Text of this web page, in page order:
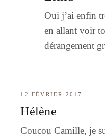
Oui j’ai enfin
en allant voir
dérangement
12 FÉVRIER 2017
Hélène
Coucou Camille, je